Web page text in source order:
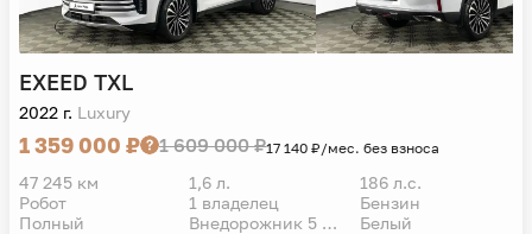
EXEED TXL
2022 г. Luxury
1 359 000 ₽ 1 609 000 ₽17 140 ₽/мес. без взноса
47 245 км 1,6 л.
186 л.с.
Робот
1 владелец
Бензин
Полный
Внедорожник 5 дв. Белый